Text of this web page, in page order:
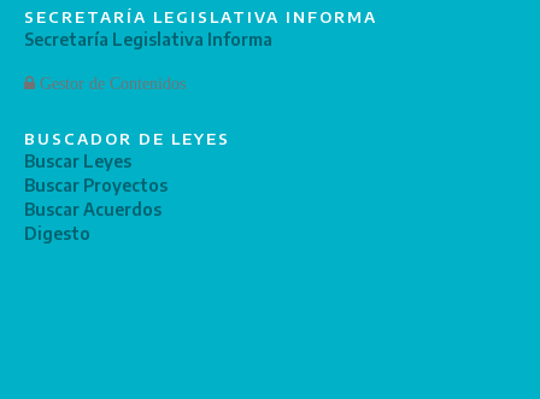
SECRETARÍA LEGISLATIVA INFORMA
Secretaría Legislativa Informa
Gestor de Contenidos
BUSCADOR DE LEYES
Buscar Leyes
Buscar Proyectos
Buscar Acuerdos
Digesto